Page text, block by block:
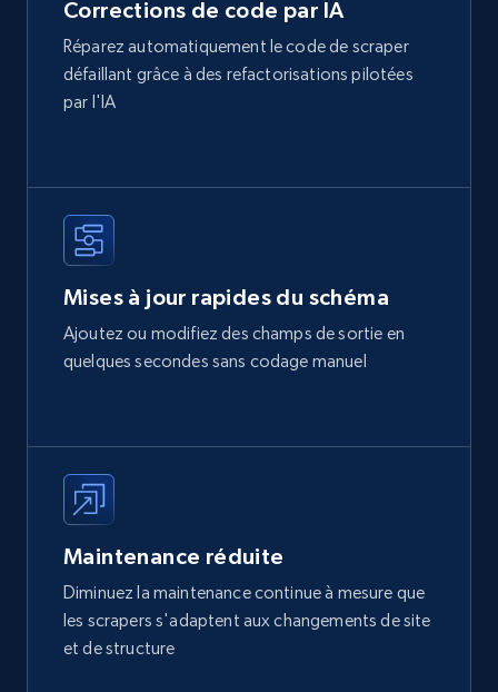
Corrections de code par IA
Réparez automatiquement le code de scraper
défaillant grâce à des refactorisations pilotées
par l'IA
Mises à jour rapides du schéma
Ajoutez ou modifiez des champs de sortie en
quelques secondes sans codage manuel
Maintenance réduite
Diminuez la maintenance continue à mesure que
les scrapers s'adaptent aux changements de site
et de structure